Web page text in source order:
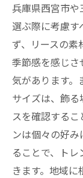
兵庫県西宮市や
選ぶ際に考慮す
ず、リースの素
季節感を感じ
気があります。
サイズは、飾
スを確認する
ンは個々の好
ることで、ト
きます。地域